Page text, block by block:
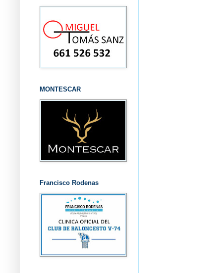
MONTESCAR
Francisco Rodenas